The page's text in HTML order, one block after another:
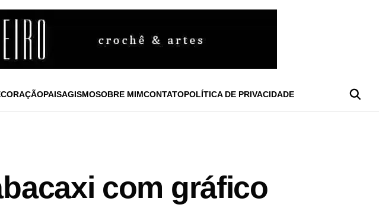
PAISAGISMOSOBRE MIMCONTATOPOLÍTICA DE PRIVACIDADE
com gráfico